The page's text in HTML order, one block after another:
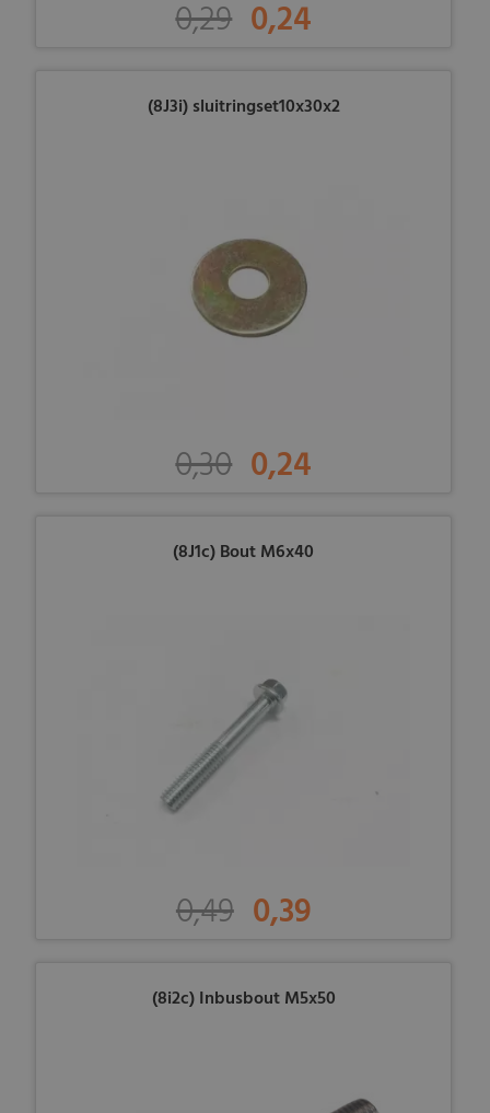
0,29 0,24
(8J3i) sluitringset10x30x2
0,30 0,24
(8J1c) Bout M6x40
0,49 0,39
(8i2c) Inbusbout M5x50